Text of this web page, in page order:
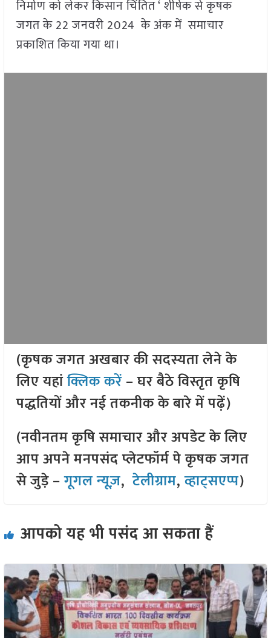
निर्माण को लेकर किसान चिंतित ‘ शीर्षक से कृषक
जगत के 22 जनवरी 2024 के अंक में समाचार
प्रकाशित किया गया था।
(कृषक जगत अखबार की सदस्यता लेने के
लिए यहांक्लिक करें– घर बैठे विस्तृत कृषि
पद्धतियों और नई तकनीक के बारे में पढ़ें)
(नवीनतम कृषि समाचार और अपडेट के लिए
आप अपने मनपसंद प्लेटफॉर्म पे कृषक जगत
से जुड़े –गूगल न्यूज़,टेलीग्राम,व्हाट्सएप्प)
आपको यह भी पसंद आ सकता हैं